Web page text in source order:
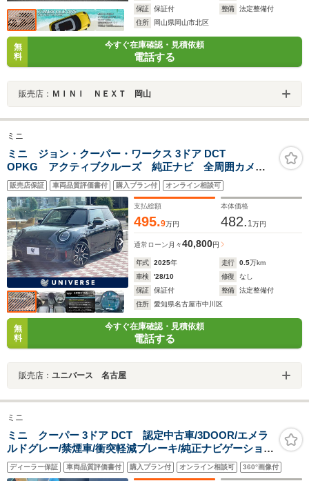
保証
保証付 整備
法定整備付
住所
岡山県岡山市北区
無
料
今すぐ在庫確認・見積依頼
電話する
販売店： ＭＩＮＩ ＮＥＸＴ 岡山
ミニ
ミニ ジョン・クーパー・ワークス 3ドア DCT
OPKG アクティブクルーズ 純正ナビ 全周囲カメ
ラ シートヒーター パワーシート LEDヘッドラン
プ ApplecarPlay 純正18インチAW コンフォートアク
セス ETC 禁煙
販売店保証 車両品質評価書付 購入プラン付 オンライン相談可
支払総額
495.9万円
本体価格
482. 1万円
通常ローン 月々40,800円
年式 2025年 走行 0.5万km
車検
'28/10 修復
なし
保証
保証付 整備
法定整備付
住所
愛知県名古屋市中川区
無
料
今すぐ在庫確認・見積依頼
電話する
販売店： ユニバース 名古屋
ミニ
ミニ クーパー 3ドア DCT 認定中古車/3DOOR/エメラ
ルドグレー/禁煙車/衝突軽減ブレーキ/純正ナビゲーショ
ン/純正ナビゲーション/ETC/コンフォートアクセス/LED
ヘッドライト/フォグランプ/AUTOライト/AUTOワイパー
ディーラー保証 車両品質評価書付 購入プラン付 オンライン相談可 360°画像付